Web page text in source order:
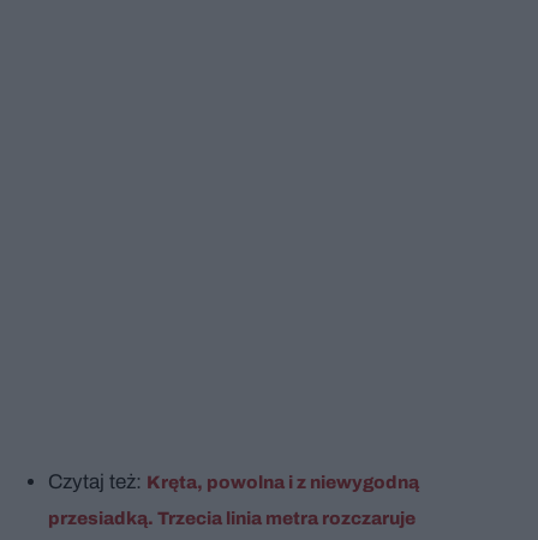
Czytaj też: Kręta, powolna i z niewygodną
przesiadką. Trzecia linia metra rozczaruje